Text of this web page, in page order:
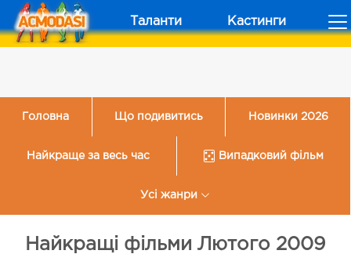
Таланти Кастинги
Головна Що подивитись Новинки 2026
Найкраще за весь час Випадковий фільм
Усі жанри
Найкращі фільми Лютого 2009